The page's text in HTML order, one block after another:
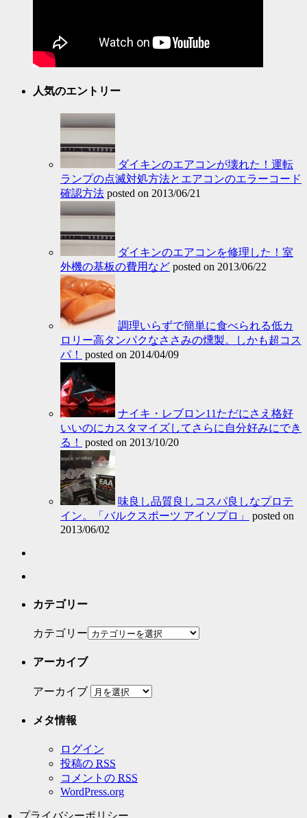
人気のエントリー
ダイキンのエアコンが壊れた！運転
ランプの点滅対処方法とエアコンのエラーコード
確認方法 posted on 2013/06/21
ダイキンのエアコンを修理した！室
外機の基板の費用など posted on 2013/06/22
調理いらずで簡単に食べられる低カ
ロリー高タンパクなささみの燻製。しかも超コス
パ！
posted on 2014/04/09
ナイキ・レブロン11ただにさえ格好
いいのにカスタマイズしてさらに自分好みにでき
る！
posted on 2013/10/20
味良し品質良しコスパ良しなプロテ
イン。「バルクスポーツ アイソプロ」
posted on
2013/06/02
カテゴリー
カテゴリー
アーカイブ
アーカイブ
メタ情報
ログイン
投稿の RSS
コメントの RSS
WordPress.org
プライバシーポリシー